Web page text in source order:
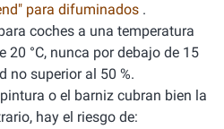
para difuminados .
coches a una temperatura
20 °C, nunca por debajo de 15
no superior al 50 %.
o el barniz cubran bien la
hay el riesgo de: